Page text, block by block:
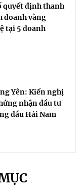
quyết định thanh
doanh vàng
tại 5 doanh
Yên: Kiến nghị
nhận đầu tư
dầu Hải Nam